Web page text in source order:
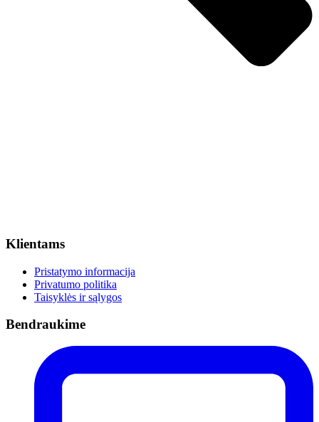
Klientams
Pristatymo informacija
Privatumo politika
Taisyklės ir sąlygos
Bendraukime